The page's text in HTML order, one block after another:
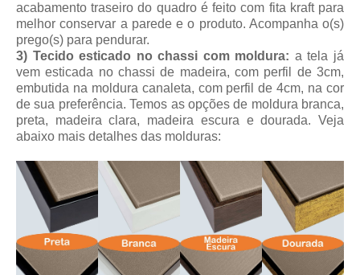
acabamento traseiro do quadro é feito com fita kraft para
melhor conservar a parede e o produto. Acompanha o(s)
prego(s) para pendurar.
3) Tecido esticado no chassi com moldura: a tela já
vem esticada no chassi de madeira, com perfil de 3cm,
embutida na moldura canaleta, com perfil de 4cm, na cor
de sua preferência. Temos as opções de moldura branca,
preta, madeira clara, madeira escura e dourada. Veja
abaixo mais detalhes das molduras: